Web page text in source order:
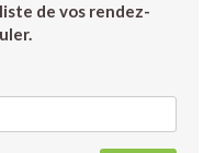
de vos rendez-